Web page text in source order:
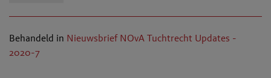
Behandeld in Nieuwsbrief NOvA Tuchtrecht Updates -
2020-7